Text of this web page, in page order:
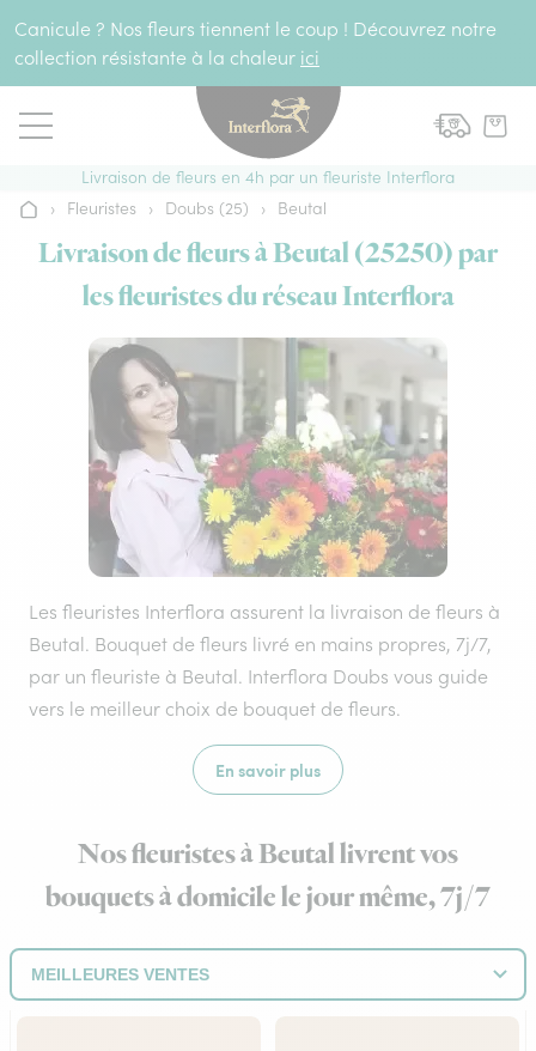
Canicule ? Nos fleurs tiennent le coup ! Découvrez notre
collection résistante à la chaleur ici
Livraison de fleurs en 4h par un fleuriste Interflora
Accueil
› Fleuristes › Doubs (25) › Beutal
Livraison de fleurs à Beutal (25250) par
les fleuristes du réseau Interflora
Les fleuristes Interflora assurent la livraison de fleurs à
Beutal. Bouquet de fleurs livré en mains propres, 7j/7,
par un fleuriste à Beutal. Interflora Doubs vous guide
vers le meilleur choix de bouquet de fleurs.
En savoir plus
Nos fleuristes à Beutal livrent vos
bouquets à domicile le jour même, 7j/7